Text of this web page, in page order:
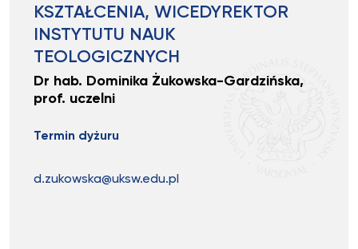
KSZTAŁCENIA, WICEDYREKTOR
INSTYTUTU NAUK
TEOLOGICZNYCH
Dr hab. Dominika Żukowska-Gardzińska,
prof. uczelni
Termin dyżuru
d.zukowska@uksw.edu.pl